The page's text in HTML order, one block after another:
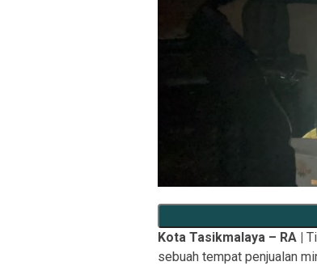
Kota Tasikmalaya – RA |
sebuah tempat penjualan